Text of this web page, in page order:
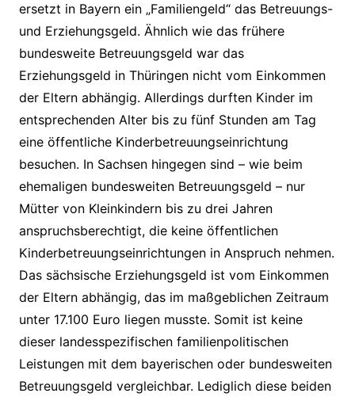
ersetzt in Bayern ein „Familiengeld“ das Betreuungs-
und Erziehungsgeld. Ähnlich wie das frühere
bundesweite Betreuungsgeld war das
Erziehungsgeld in Thüringen nicht vom Einkommen
der Eltern abhängig. Allerdings durften Kinder im
entsprechenden Alter bis zu fünf Stunden am Tag
eine öffentliche Kinderbetreuungseinrichtung
besuchen. In Sachsen hingegen sind – wie beim
ehemaligen bundesweiten Betreuungsgeld – nur
Mütter von Kleinkindern bis zu drei Jahren
anspruchsberechtigt, die keine öffentlichen
Kinderbetreuungseinrichtungen in Anspruch nehmen.
Das sächsische Erziehungsgeld ist vom Einkommen
der Eltern abhängig, das im maßgeblichen Zeitraum
unter 17.100 Euro liegen musste. Somit ist keine
dieser landesspezifischen familienpolitischen
Leistungen mit dem bayerischen oder bundesweiten
Betreuungsgeld vergleichbar. Lediglich diese beiden